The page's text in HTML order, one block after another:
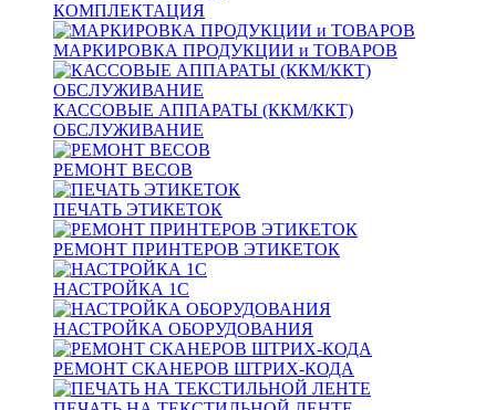
КОМПЛЕКТАЦИЯ
МАРКИРОВКА ПРОДУКЦИИ и ТОВАРОВ
КАССОВЫЕ АППАРАТЫ (ККМ/ККТ)
ОБСЛУЖИВАНИЕ
РЕМОНТ ВЕСОВ
ПЕЧАТЬ ЭТИКЕТОК
РЕМОНТ ПРИНТЕРОВ ЭТИКЕТОК
НАСТРОЙКА 1С
НАСТРОЙКА ОБОРУДОВАНИЯ
РЕМОНТ СКАНЕРОВ ШТРИХ-КОДА